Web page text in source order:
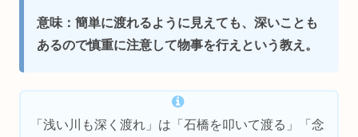
意味：簡単に渡れるように見えても、深いことも
あるので慎重に注意して物事を行えという教え。
「浅い川も深く渡れ」は「石橋を叩いて渡る」「念